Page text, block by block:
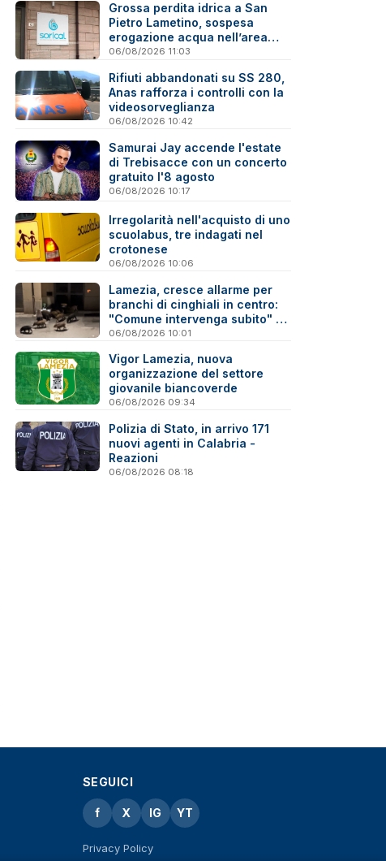
Grossa perdita idrica a San
Pietro Lametino, sospesa
erogazione acqua nell’area
industriale
06/08/2026 11:03
Rifiuti abbandonati su SS 280,
Anas rafforza i controlli con la
videosorveglianza
06/08/2026 10:42
Samurai Jay accende l'estate
di Trebisacce con un concerto
gratuito l'8 agosto
06/08/2026 10:17
Irregolarità nell'acquisto di uno
scuolabus, tre indagati nel
crotonese
06/08/2026 10:06
Lamezia, cresce allarme per
branchi di cinghiali in centro:
"Comune intervenga subito" -
Video
06/08/2026 10:01
Vigor Lamezia, nuova
organizzazione del settore
giovanile biancoverde
06/08/2026 09:34
Polizia di Stato, in arrivo 171
nuovi agenti in Calabria -
Reazioni
06/08/2026 08:18
SEGUICI
f X IG YT
Privacy Policy